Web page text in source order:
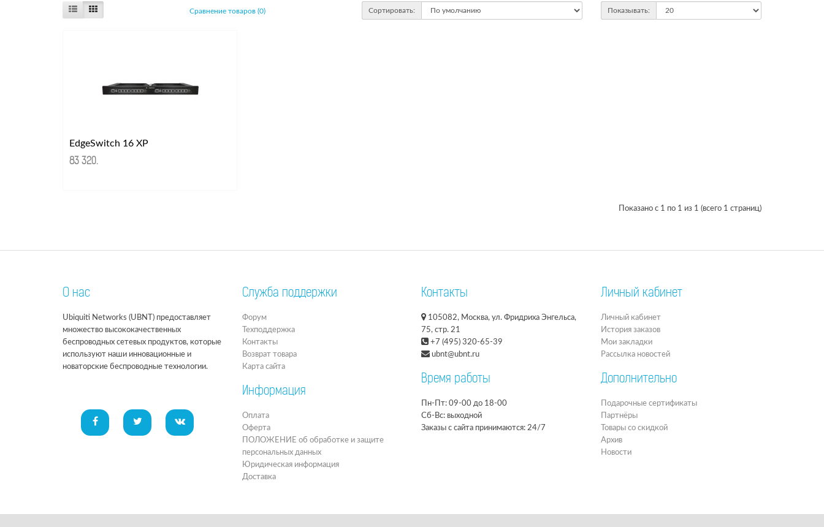
Сравнение товаров (0) Сортировать: Показывать:
EdgeSwitch 16 XP
83 320.
Показано с 1 по 1 из 1 (всего 1 страниц)
О нас
Ubiquiti Networks (UBNT) предоставляет
множество высококачественных
беспроводных сетевых продуктов, которые
используют наши инновационные и
новаторские беспроводные технологии.
Служба поддержки
Форум
Техподдержка
Контакты
Возврат товара
Карта сайта
Информация
Оплата
Оферта
ПОЛОЖЕНИЕ об обработке и защите
персональных данных
Юридическая информация
Доставка
Контакты
105082, Москва, ул. Фридриха Энгельса,
75, стр. 21
+7 (495) 320-65-39
ubnt@ubnt.ru
Время работы
Пн-Пт: 09-00 до 18-00
Сб-Вс: выходной
Заказы с сайта принимаются: 24/7
Личный кабинет
Личный кабинет
История заказов
Мои закладки
Рассылка новостей
Дополнительно
Подарочные сертификаты
Партнёры
Товары со скидкой
Архив
Новости